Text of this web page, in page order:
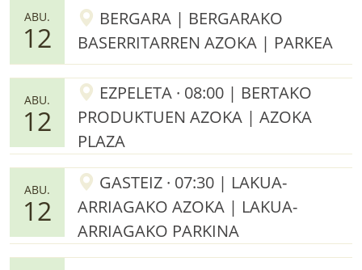
ABU.
12
BERGARA | BERGARAKO
BASERRITARREN AZOKA | PARKEA
ABU.
12
EZPELETA · 08:00 | BERTAKO
PRODUKTUEN AZOKA | AZOKA
PLAZA
ABU.
12
GASTEIZ · 07:30 | LAKUA-
ARRIAGAKO AZOKA | LAKUA-
ARRIAGAKO PARKINA